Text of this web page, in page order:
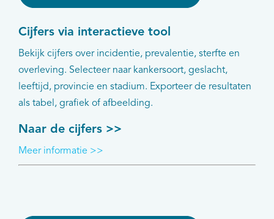
Cijfers via interactieve tool
Bekijk cijfers over incidentie, prevalentie, sterfte en
overleving. Selecteer naar kankersoort, geslacht,
leeftijd, provincie en stadium. Exporteer de resultaten
als tabel, grafiek of afbeelding.
Naar de cijfers >>
Meer informatie >>